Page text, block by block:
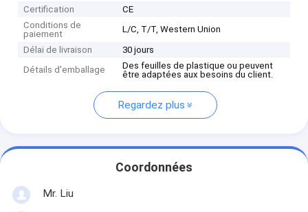
Certification
CE
Conditions de
paiement
L/C, T/T, Western Union
Délai de livraison
30 jours
Détails d'emballage
Des feuilles de plastique ou peuvent
être adaptées aux besoins du client.
Regardez plus
Coordonnées
Mr. Liu